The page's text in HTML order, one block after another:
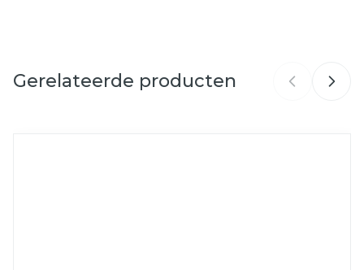
Merken Covarmed
Gerelateerde producten